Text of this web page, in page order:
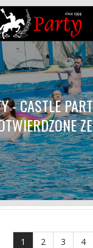
- CASTLE
1 2 3 4